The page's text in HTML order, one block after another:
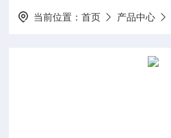
当前位置：首页 产品中心